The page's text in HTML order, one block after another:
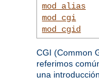
mod_alias
mod_cgi
mod_cgid
CGI (Common
referimos
una